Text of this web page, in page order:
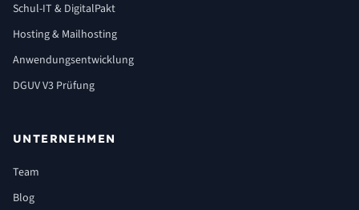
Schul-IT & DigitalPakt
Hosting & Mailhosting
Anwendungsentwicklung
DGUV V3 Prüfung
UNTERNEHMEN
Team
Blog